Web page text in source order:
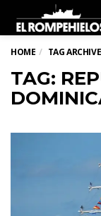
HOME TAG ARCHIVE
TAG: